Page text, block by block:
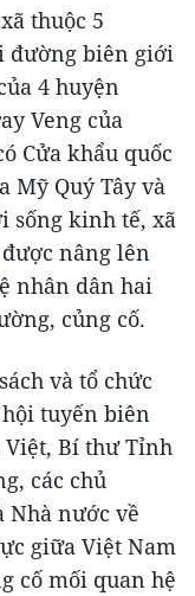
thuộc 5
đường biên giới
4 huyện
Veng của
Cửa khẩu quốc
Mỹ Quý Tây và
sống kinh tế, xã
nâng lên
nhân dân hai
củng cố.
và tổ chức
tuyến biên
Bí thư Tỉnh
các chủ
Nhà nước về
giữa Việt Nam
cố mối quan hệ